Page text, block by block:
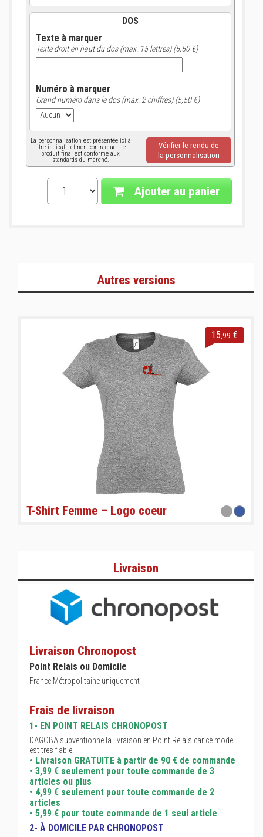
DOS
Texte à marquer
Texte droit en haut du dos (max. 15 lettres) (5,50 €)
Numéro à marquer
Grand numéro dans le dos (max. 2 chiffres) (5,50 €)
La personnalisation est présentée ici à
titre indicatif et non contractuel, le
produit final est conforme aux
standards du marché.
Vérifier le rendu de
la personnalisation
Ajouter au panier
Autres versions
15 ,99 €
T-Shirt Femme – Logo coeur
Livraison
Livraison Chronopost
Point Relais ou Domicile
France Métropolitaine uniquement
Frais de livraison
1- EN POINT RELAIS CHRONOPOST
DAGOBA subventionne la livraison en Point Relais car ce mode
est très fiable.
• Livraison GRATUITE à partir de 90 € de commande
• 3,99 € seulement pour toute commande de 3
articles ou plus
• 4,99 € seulement pour toute commande de 2
articles
• 5,99 € pour toute commande de 1 seul article
2- À DOMICILE PAR CHRONOPOST